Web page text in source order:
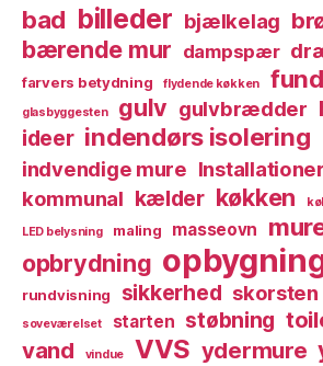
bad billeder bjælkelag
bærende mur dampspær
farvers betydning flydende køkken
glasbyggesten gulv gulvbrædder
ideer indendørs isolering
indvendige mure Installationer
kommunal kælder køkken
LED belysning maling masseovn
opbrydning
rundvisning sikkerhed skorsten
soveværelset starten støbning
vand vindue VVS ydermure